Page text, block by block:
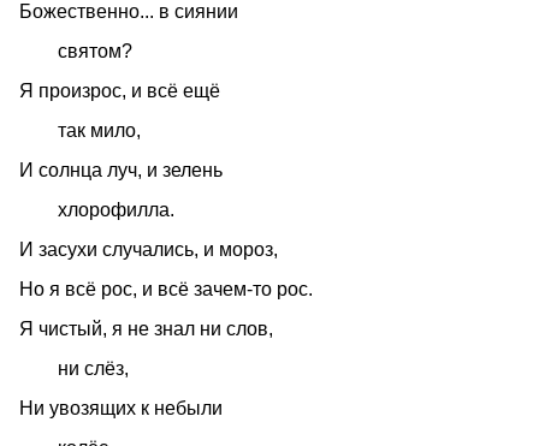
Божественно... в сиянии
святом?
Я произрос, и всё ещё
так мило,
И солнца луч, и зелень
хлорофилла.
И засухи случались, и мороз,
Но я всё рос, и всё зачем-то рос.
Я чистый, я не знал ни слов,
ни слёз,
Ни увозящих к небыли